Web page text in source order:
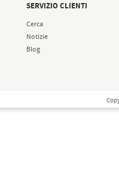
SERVIZIO CLIENTI
Cerca
Notizie
Blog